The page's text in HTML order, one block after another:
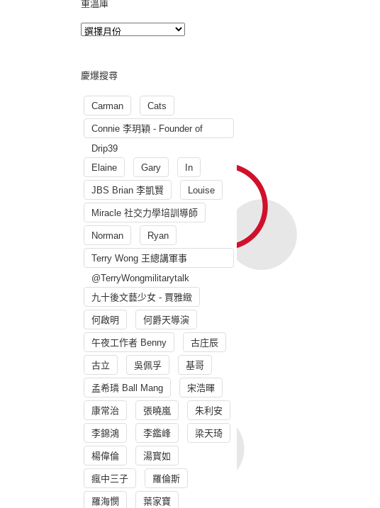
重溫庫
慶爆搜尋
Carman Cats
Connie 李玥穎 - Founder of
Drip39
Elaine
Gary In
JBS Brian 李凱賢 Louise
Miracle 社交力學培訓導師
Norman Ryan
Terry Wong 王總講軍事
@TerryWongmilitarytalk
九十後文藝少女 - 賈雅緻
何啟明 何爵天導演
午夜工作者 Benny 古庄辰
古立 吳佩孚 基哥
孟希璘 Ball Mang 宋浩暉
康常治 張曉嵐 朱利安
李錦鴻 李鑑峰 梁天琦
楊偉倫 湯寳如
瘋中三子 羅倫斯
羅海憫 葉家寶